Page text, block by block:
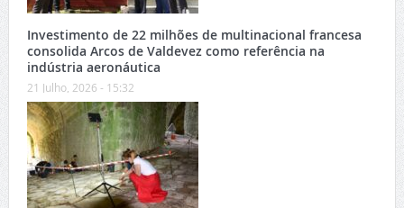
Investimento de 22 milhões de multinacional francesa
consolida Arcos de Valdevez como referência na
indústria aeronáutica
21 Julho, 2026 - 15:32